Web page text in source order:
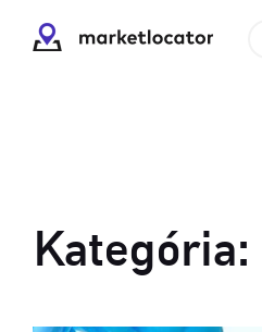
Kategória: